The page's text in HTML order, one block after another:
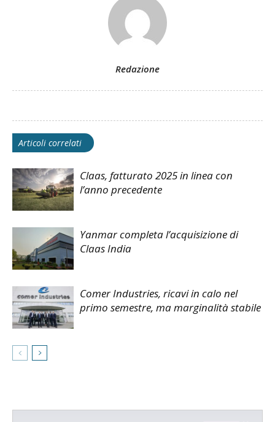
Redazione
Articoli correlati
Claas, fatturato 2025 in linea con
l’anno precedente
Yanmar completa l’acquisizione di
Claas India
Comer Industries, ricavi in calo nel
primo semestre, ma marginalità stabile